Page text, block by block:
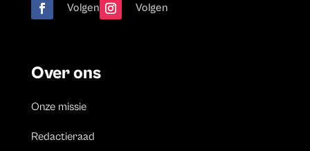
Volgen Volgen
Over ons
Onze missie
Redactieraad